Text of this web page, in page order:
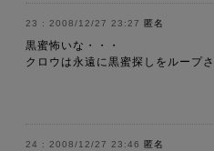
2008/12/27 23:27 匿名
黒蜜怖いな・・・
クロウは永遠に黒蜜探しをループ
2008/12/27 23:46 匿名